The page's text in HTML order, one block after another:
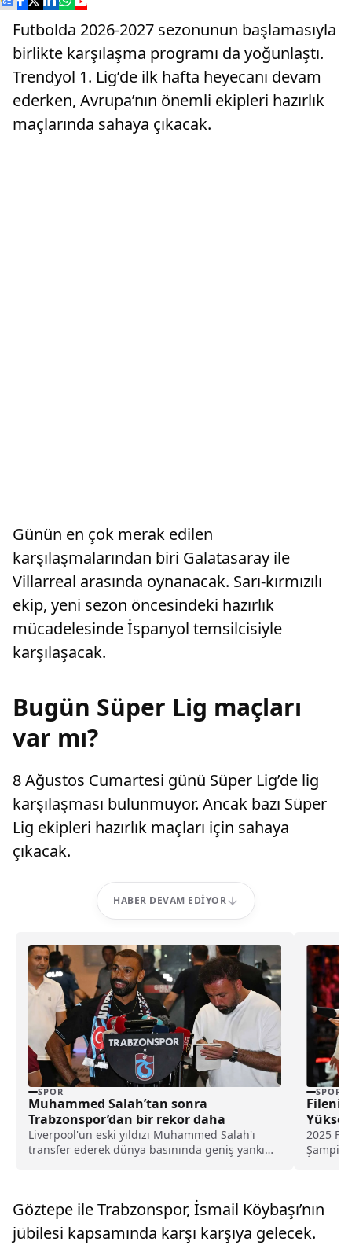
Futbolda 2026-2027 sezonunun başlamasıyla
birlikte karşılaşma programı da yoğunlaştı.
Trendyol 1. Lig’de ilk hafta heyecanı devam
ederken, Avrupa’nın önemli ekipleri hazırlık
maçlarında sahaya çıkacak.
Günün en çok merak edilen
karşılaşmalarından biri Galatasaray ile
Villarreal arasında oynanacak. Sarı-kırmızılı
ekip, yeni sezon öncesindeki hazırlık
mücadelesinde İspanyol temsilcisiyle
karşılaşacak.
Bugün Süper Lig maçları
var mı?
8 Ağustos Cumartesi günü Süper Lig’de lig
karşılaşması bulunmuyor. Ancak bazı Süper
Lig ekipleri hazırlık maçları için sahaya
çıkacak.
HABER DEVAM EDIYOR
SPOR
Muhammed Salah’tan sonra
Trabzonspor’dan bir rekor daha
Liverpool'un eski yıldızı Muhammed Salah'ı
transfer ederek dünya basınında geniş yankı
açıkladı.
SPOR
Filenin
2025
Göztepe ile Trabzonspor, İsmail Köybaşı’nın
jübilesi kapsamında karşı karşıya gelecek.